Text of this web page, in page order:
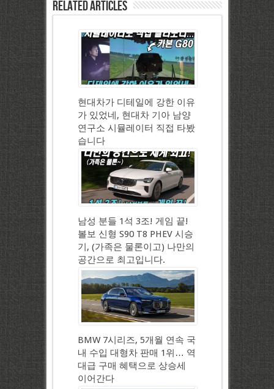
Related Articles
현대차가 디테일에 강한 이유
가 있었네, 현대차 기아 남양
연구소 시뮬레이터 직접 타봤
습니다
남성 분들 1석 3조! 게임 끝!
볼보 신형 S90 T8 PHEV 시승
기, (가족은 물론이고) 나만의
공간으로 최고입니다.
BMW 7시리즈, 5개월 연속 국
내 수입 대형차 판매 1위… 역
대급 구매 혜택으로 상승세
이어간다